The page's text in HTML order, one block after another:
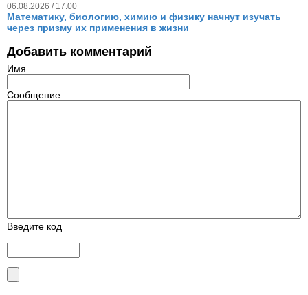
06.08.2026 / 17.00
Математику, биологию, химию и физику начнут изучать
через призму их применения в жизни
Добавить комментарий
Имя
Сообщение
Введите код